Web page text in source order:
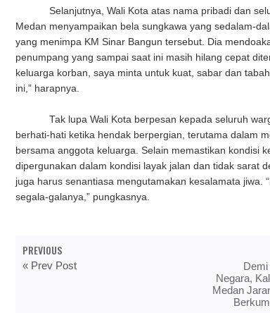
Selanjutnya, Wali Kota atas nama pribadi dan
Medan menyampaikan bela sungkawa yang sedalam-
yang menimpa KM Sinar Bangun tersebut. Dia
penumpang yang sampai saat ini masih hilang cepat
keluarga korban, saya minta untuk kuat, sabar dan
ini,” harapnya.
Tak lupa Wali Kota berpesan kepada seluruh
berhati-hati ketika hendak berpergian, terutama dalam
bersama anggota keluarga. Selain memastikan kondisi
dipergunakan dalam kondisi layak jalan dan tidak sarat
juga harus senantiasa mengutamakan kesalamata jiwa.
segala-galanya,” pungkasnya.
PREVIOUS
« Prev Post
Demi
Negara,
Medan